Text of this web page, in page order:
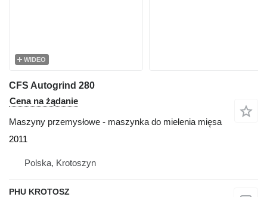
WIDEO
CFS Autogrind 280
Cena na żądanie
Maszyny przemysłowe - maszynka do mielenia mięsa
2011
Polska, Krotoszyn
PHU KROTOSZ